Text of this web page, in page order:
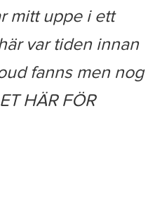
mitt uppe i ett
var tiden innan
fanns men nog
HÄR FÖR